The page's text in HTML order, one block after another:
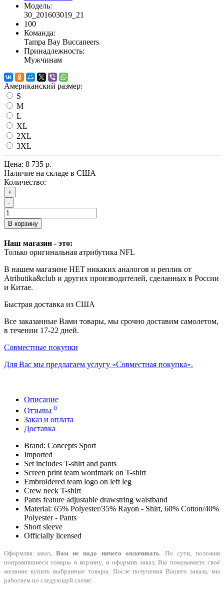
Модель:
30_201603019_21
100
Команда:
Tampa Bay Buccaneers
Принадлежность:
Мужчинам
Американский размер:
S
M
L
XL
2XL
3XL
Цена: 8 735 р.
Наличие на складе в США
Количество:
+
-
В корзину
Наш магазин - это:
Только оригинальная атрибутика NFL
В нашем магазине НЕТ никаких аналогов и реплик от
Atributika&club и других производителей, сделанных в России
и Китае.
Быстрая доставка из США
Все заказанные Вами товары, мы срочно доставим самолетом,
в течении 17-22 дней.
Совместные покупки
Для Вас мы предлагаем услугу «Совместная покупка».
Описание
Отзывы 0
Заказ и оплата
Доставка
Brand: Concepts Sport
Imported
Set includes T-shirt and pants
Screen print team wordmark on T-shirt
Embroidered team logo on left leg
Crew neck T-shirt
Pants feature adjustable drawstring waistband
Material: 65% Polyester/35% Rayon - Shirt, 60% Cotton/40%
Polyester - Pants
Short sleeve
Officially licensed
Оформляя заказ,Вам не надо ничего оплачивать. По сути, положив
понравившиеся товары в корзину, и оформив заказ, Вы показываете своё
желание купить выбранные товары. После получения Вашего заказа, мы
работаем по следующей схеме: